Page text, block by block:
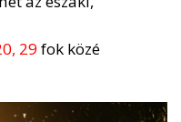
29fok közé